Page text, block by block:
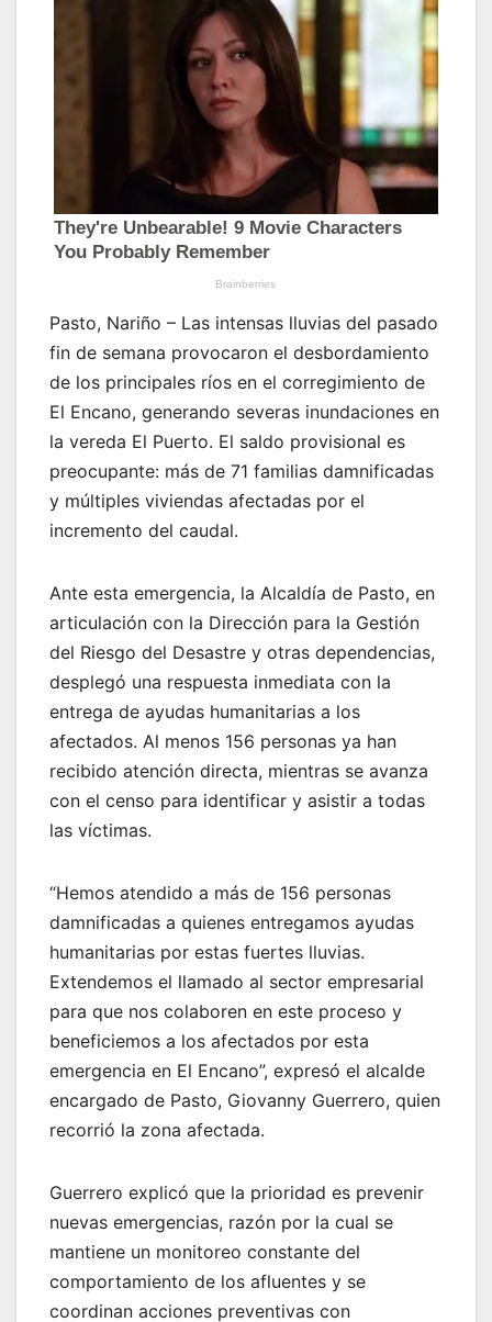
Pasto, Nariño – Las intensas lluvias del pasado
fin de semana provocaron el desbordamiento
de los principales ríos en el corregimiento de
El Encano, generando severas inundaciones en
la vereda El Puerto. El saldo provisional es
preocupante: más de 71 familias damnificadas
y múltiples viviendas afectadas por el
incremento del caudal.
Ante esta emergencia, la Alcaldía de Pasto, en
articulación con la Dirección para la Gestión
del Riesgo del Desastre y otras dependencias,
desplegó una respuesta inmediata con la
entrega de ayudas humanitarias a los
afectados. Al menos 156 personas ya han
recibido atención directa, mientras se avanza
con el censo para identificar y asistir a todas
las víctimas.
“Hemos atendido a más de 156 personas
damnificadas a quienes entregamos ayudas
humanitarias por estas fuertes lluvias.
Extendemos el llamado al sector empresarial
para que nos colaboren en este proceso y
beneficiemos a los afectados por esta
emergencia en El Encano”, expresó el alcalde
encargado de Pasto, Giovanny Guerrero, quien
recorrió la zona afectada.
Guerrero explicó que la prioridad es prevenir
nuevas emergencias, razón por la cual se
mantiene un monitoreo constante del
comportamiento de los afluentes y se
coordinan acciones preventivas con